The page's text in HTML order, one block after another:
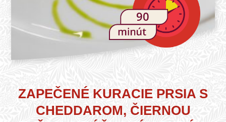
90
ZAPEČENÉ KURACIE PRSIA S
CHEDDAROM, ČIERNOU